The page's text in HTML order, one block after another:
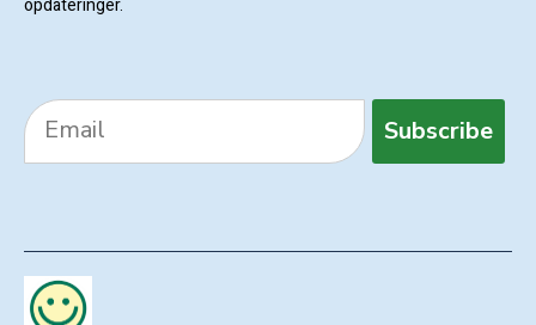
opdateringer.
Subscribe